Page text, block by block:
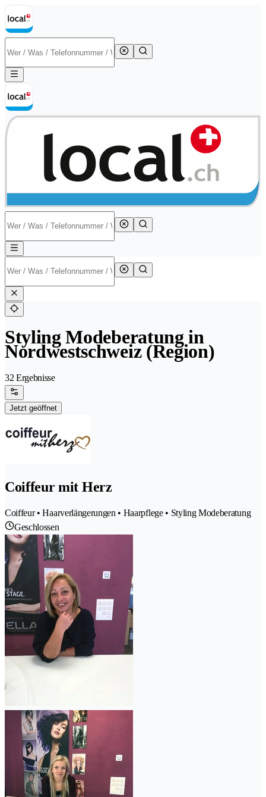
Styling Modeberatung in
Nordwestschweiz (Region)
32 Ergebnisse
Jetzt geöffnet
Coiffeur mit Herz
Coiffeur • Haarverlängerungen • Haarpflege • Styling Modeberatung
Geschlossen